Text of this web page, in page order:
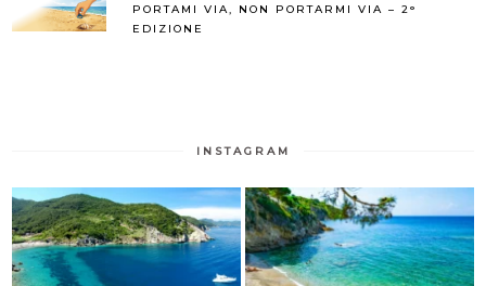
PORTAMI VIA, NON PORTARMI VIA – 2°
EDIZIONE
INSTAGRAM